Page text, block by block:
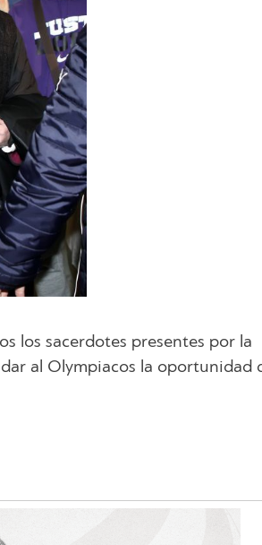
los sacerdotes presentes por la
al Olympiacos la oportunidad